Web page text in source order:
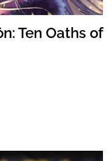
Ten Oaths of